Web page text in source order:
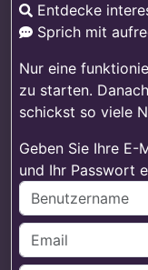
Entdecke
Sprich mit
Nur eine
zu starten.
schickst so viele
Geben Sie Ihre E-
und Ihr Passwort